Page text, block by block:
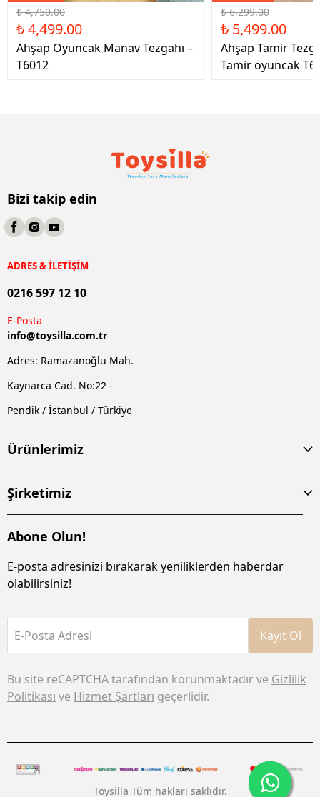
₺ 4,750.00
₺ 4,499.00
Ahşap Oyuncak Manav Tezgahı –
T6012
₺ 6,299.00
₺ 5,499.00
Ahşap Tamir
Tamir oyuncak
Bizi takip edin
ADRES & İLETİŞİM
0216 597 12 10
E-Posta
info@toysilla.com.tr
Adres: Ramazanoğlu Mah.
Kaynarca Cad. No:22 -
Pendik / İstanbul / Türkiye
Ürünlerimiz
Şirketimiz
Abone Olun!
E-posta adresinizi bırakarak yeniliklerden haberdar
olabilirsiniz!
E-Posta Adresi Kayıt Ol
Bu site reCAPTCHA tarafından korunmaktadır ve Gizlilik
Politikası ve Hizmet Şartları geçerlidir.
Toysilla Tüm hakları saklıdır.